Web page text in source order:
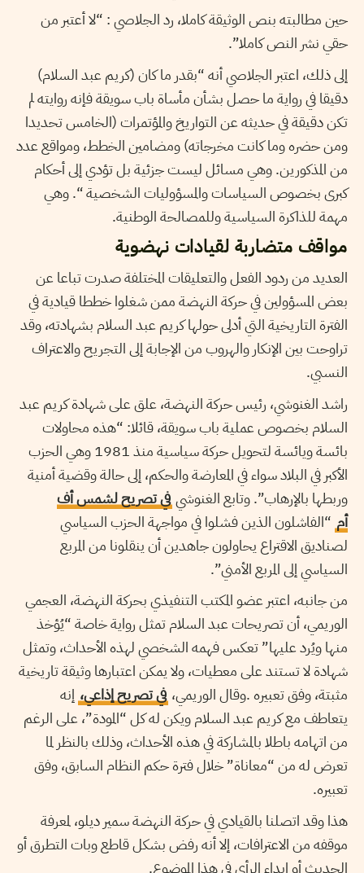
حين مطالبته بنص الوثيقة كاملا، رد الجلاصي : “لا أعتبر من
حقي نشر النص كاملا”.
إلى ذلك، اعتبر الجلاصي أنه “بقدر ما كان (كريم عبد السلام)
دقيقا في رواية ما حصل بشأن مأساة باب سويقة فإنه روايته لم
تكن دقيقة في حديثه عن التواريخ والمؤتمرات (الخامس تحديدا
ومن حضره وما كانت مخرجاته) ومضامين الخطط، ومواقع عدد
من المذكورين. وهي مسائل ليست جزئية بل تؤدي إلى أحكام
كبرى بخصوص السياسات والمسؤوليات الشخصية “. وهي
مهمة للذاكرة السياسية وللمصالحة الوطنية.
مواقف متضاربة لقيادات نهضوية
العديد من ردود الفعل والتعليقات المختلفة صدرت تباعا عن
بعض المسؤولين في حركة النهضة ممن شغلوا خططا قيادية في
الفترة التاريخية التي أدلى حولها كريم عبد السلام بشهادته، وقد
تراوحت بين الإنكار والهروب من الإجابة إلى التجريح والاعتراف
النسبي.
راشد الغنوشي، رئيس حركة النهضة، علق علىشهادة كريم عبد
السلام بخصوص عملية باب سويقة، قائلا: “هذه محاولات
بائسة ويائسة لتحويل حركة سياسية منذ 1981 وهي الحزب
الأكبر في البلاد سواء في المعارضة والحكم، إلى حالة وقضية أمنية
وربطها بالإرهاب”. وتابع الغنوشي في تصريح لشمس أف
أم “الفاشلون الذين فشلوا في مواجهة الحزب السياسي
لصناديق الاقتراع يحاولون جاهدين أن ينقلونا من المربع
السياسي إلى المربع الأمني”.
من جانبه، اعتبر عضو المكتب التنفيذي بحركة النهضة، العجمي
الوريمي، أن تصريحات عبد السلام تمثل رواية خاصة “يُؤخذ
منها ويُرد عليها” تعكس فهمه الشخصي لهذه الأحداث، وتمثل
شهادة لا تستند على معطيات، ولا يمكن اعتبارها وثيقة تاريخية
مثبتة، وفق تعبيره .وقال الوريمي، في تصريح إذاعي، إنه
يتعاطف مع كريم عبد السلام ويكن له كل “المودة”، على الرغم
من اتهامه باطلا بالمشاركة في هذه الأحداث، وذلك بالنظر لما
تعرض له من “معاناة” خلال فترة حكم النظام السابق، وفق
تعبيره.
هذا وقد اتصلنا بالقيادي في حركة النهضة سمير ديلو، لمعرفة
موقفه من الاعترافات، إلا أنه رفض بشكل قاطع وبات التطرق أو
الحديث أو إبداء الرأي في هذا الموضوع.